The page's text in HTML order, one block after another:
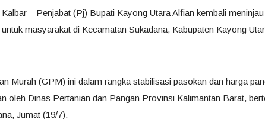
– Penjabat (Pj) Bupati Kayong Utara Alfian kembali
masyarakat di Kecamatan Sukadana, Kabupaten Kayong
Murah (GPM) ini dalam rangka stabilisasi pasokan dan harga
oleh Dinas Pertanian dan Pangan Provinsi Kalimantan Barat,
Jumat (19/7).